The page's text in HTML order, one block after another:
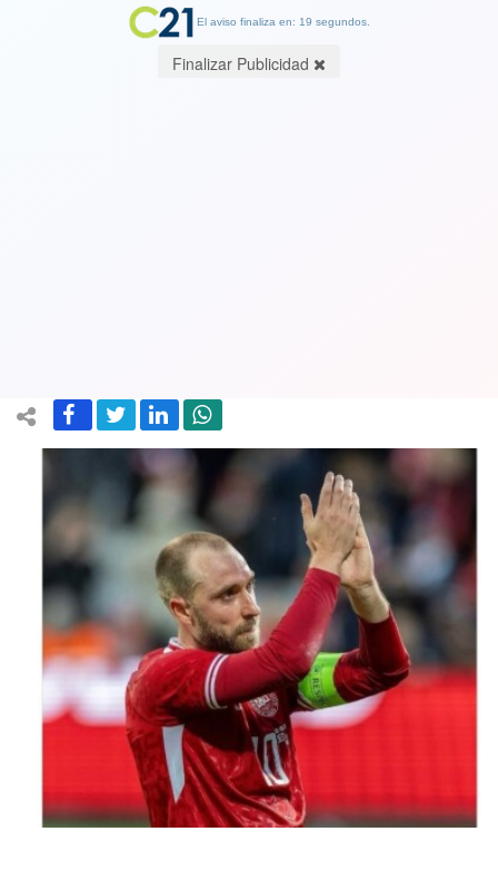
El aviso finaliza en: 19 segundos.
Finalizar Publicidad